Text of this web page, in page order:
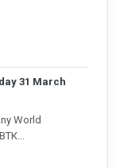
31 March
World